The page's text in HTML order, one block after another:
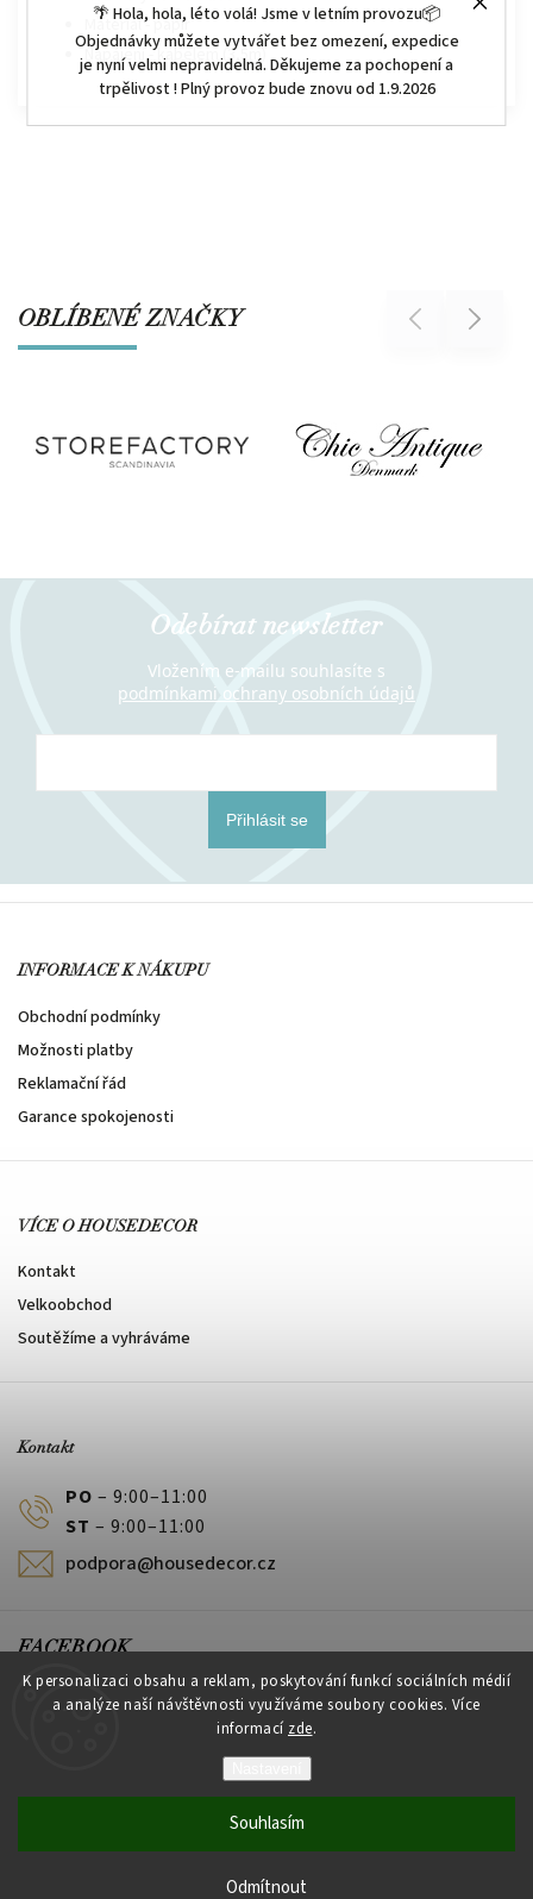
K personalizaci obsahu a reklam, poskytování funkcí sociálních médií
a analýze naší návštěvnosti využíváme soubory cookies. Více
informací zde.
Odmítnout
Souhlasím
🌴 Hola, hola, léto volá! Jsme v letním provozu📦
Objednávky můžete vytvářet bez omezení, expedice
je nyní velmi nepravidelná. Děkujeme za pochopení a
trpělivost ! Plný provoz bude znovu od 1.9.2026
Materiál - papír
Napájení - kabelem (3,5m)
OBLÍBENÉ ZNAČKY Previous Next
Odebírat newsletter
Vložením e-mailu souhlasíte s
podmínkami ochrany osobních údajů
Přihlásit se
INFORMACE K NÁKUPU
Obchodní podmínky
Možnosti platby
Reklamační řád
Garance spokojenosti
VÍCE O HOUSEDECOR
Kontakt
Velkoobchod
Soutěžíme a vyhráváme
Kontakt
PO – 9:00–11:00
ST – 9:00–11:00
podpora@housedecor.cz
FACEBOOK
Vytvořil Shoptet